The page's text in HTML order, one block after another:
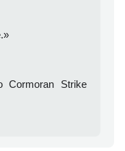
Cormoran Strike